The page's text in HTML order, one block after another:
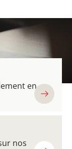
en
nos